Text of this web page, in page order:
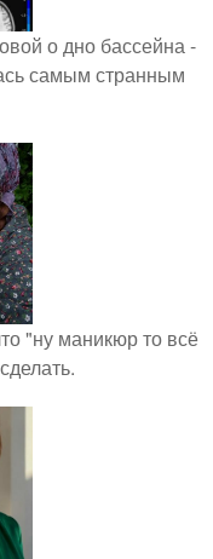
о дно бассейна -
самым странным
"ну маникюр то всё